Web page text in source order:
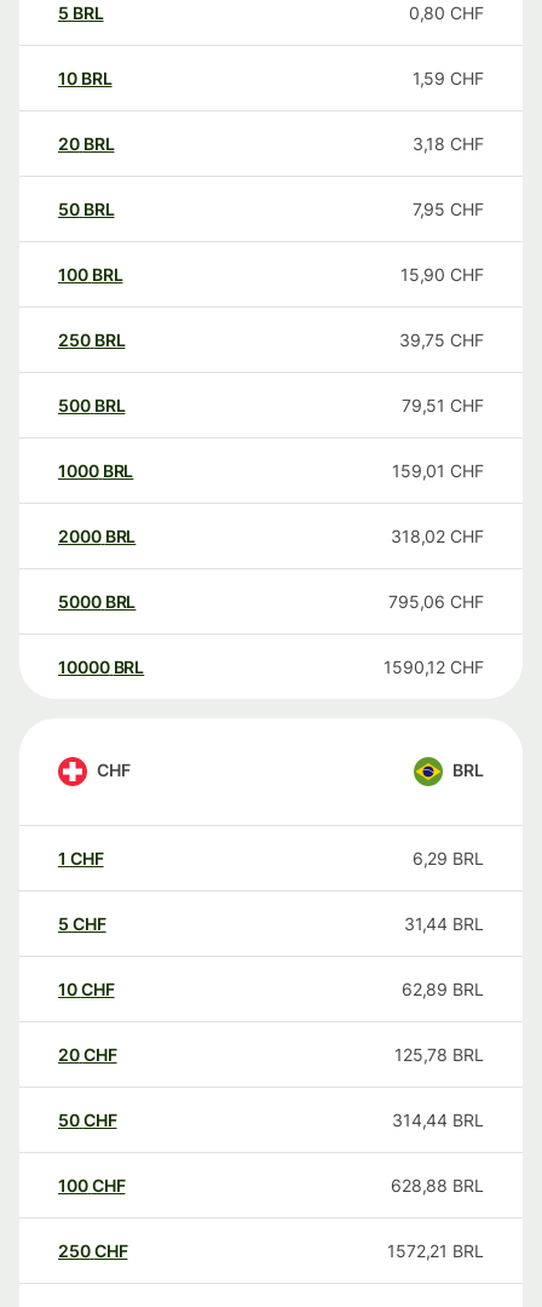
5 BRL 0,80 CHF
10 BRL 1,59 CHF
20 BRL 3,18 CHF
50 BRL 7,95 CHF
100 BRL 15,90 CHF
250 BRL 39,75 CHF
500 BRL 79,51 CHF
1000 BRL 159,01 CHF
2000 BRL 318,02 CHF
5000 BRL 795,06 CHF
10000 BRL 1590,12 CHF
CHF BRL
1 CHF 6,29 BRL
5 CHF 31,44 BRL
10CHF 62,89 BRL
20CHF 125,78 BRL
50CHF 314,44 BRL
100CHF 628,88 BRL
250CHF 1572,21 BRL